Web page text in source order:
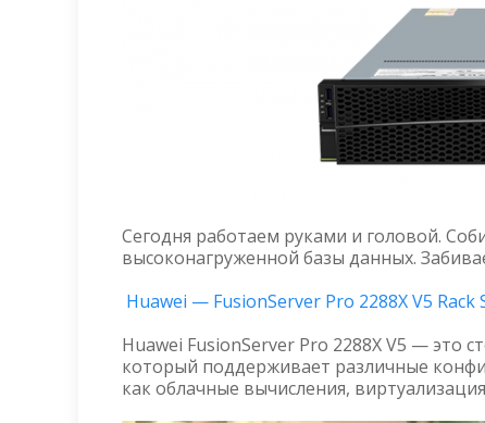
Сегодня работаем руками и головой.
высоконагруженной базы данных.
Huawei — FusionServer Pro 2288X V5 Rack
Huawei FusionServer Pro 2288X V5 — это
который поддерживает различные
как облачные вычисления,